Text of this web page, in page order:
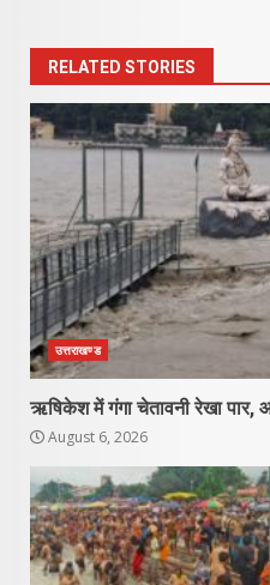
RELATED STORIES
उत्तराखण्ड
ऋषिकेश में गंगा चेतावनी रेखा पार,
August 6, 2026